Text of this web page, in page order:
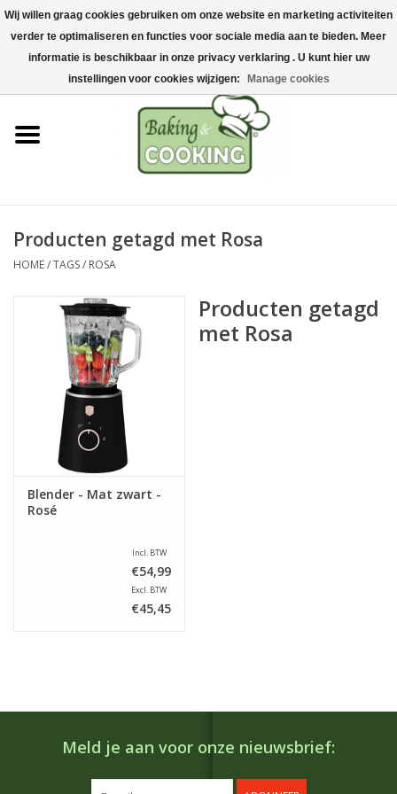
Home
Bak-& kookgerei
Machines & onderdelen
Chocolade & ijsbereiding
Hygiëne & opslag
Grondstoffen & Presentatie
Producten getagd met Rosa
HOME/TAGS/ ROSA
Blender - Mat zwart -
Rosé
Incl. BTW
€54,99
Excl. BTW
€45,45
Producten getagd
met Rosa
Meld je aan voor onze nieuwsbrief:
Wij willen graag cookies gebruiken om onze website en marketing activiteiten
verder te optimaliseren en functies voor sociale media aan te bieden. Meer
informatie is beschikbaar in onze privacy verklaring . U kunt hier uw
instellingen voor cookies wijzigen:
Manage cookies